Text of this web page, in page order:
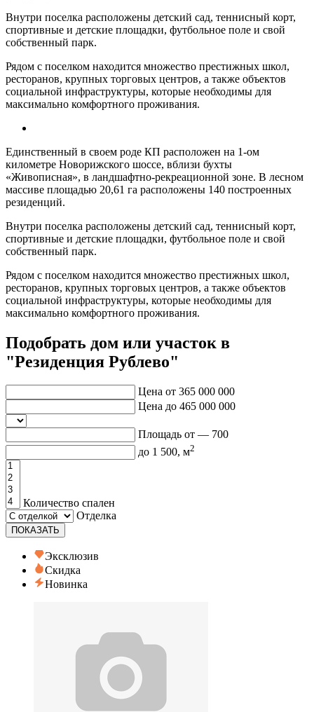
Внутри поселка расположены детский сад, теннисный корт,
спортивные и детские площадки, футбольное поле и свой
собственный парк.
Рядом с поселком находится множество престижных школ,
ресторанов, крупных торговых центров, а также объектов
социальной инфраструктуры, которые необходимы для
максимально комфортного проживания.
Единственный в своем роде КП расположен на 1-ом
километре Новорижского шоссе, вблизи бухты
«Живописная», в ландшафтно-рекреационной зоне. В лесном
массиве площадью 20,61 га расположены 140 построенных
резиденций.
Внутри поселка расположены детский сад, теннисный корт,
спортивные и детские площадки, футбольное поле и свой
собственный парк.
Рядом с поселком находится множество престижных школ,
ресторанов, крупных торговых центров, а также объектов
социальной инфраструктуры, которые необходимы для
максимально комфортного проживания.
Подобрать дом или участок в
"Резиденция Рублево"
Цена от 365 000 000
Цена до 465 000 000
Площадь от — 700
до 1 500, м2
Количество спален
Отделка
ПОКАЗАТЬ
Эксклюзив
Скидка
Новинка